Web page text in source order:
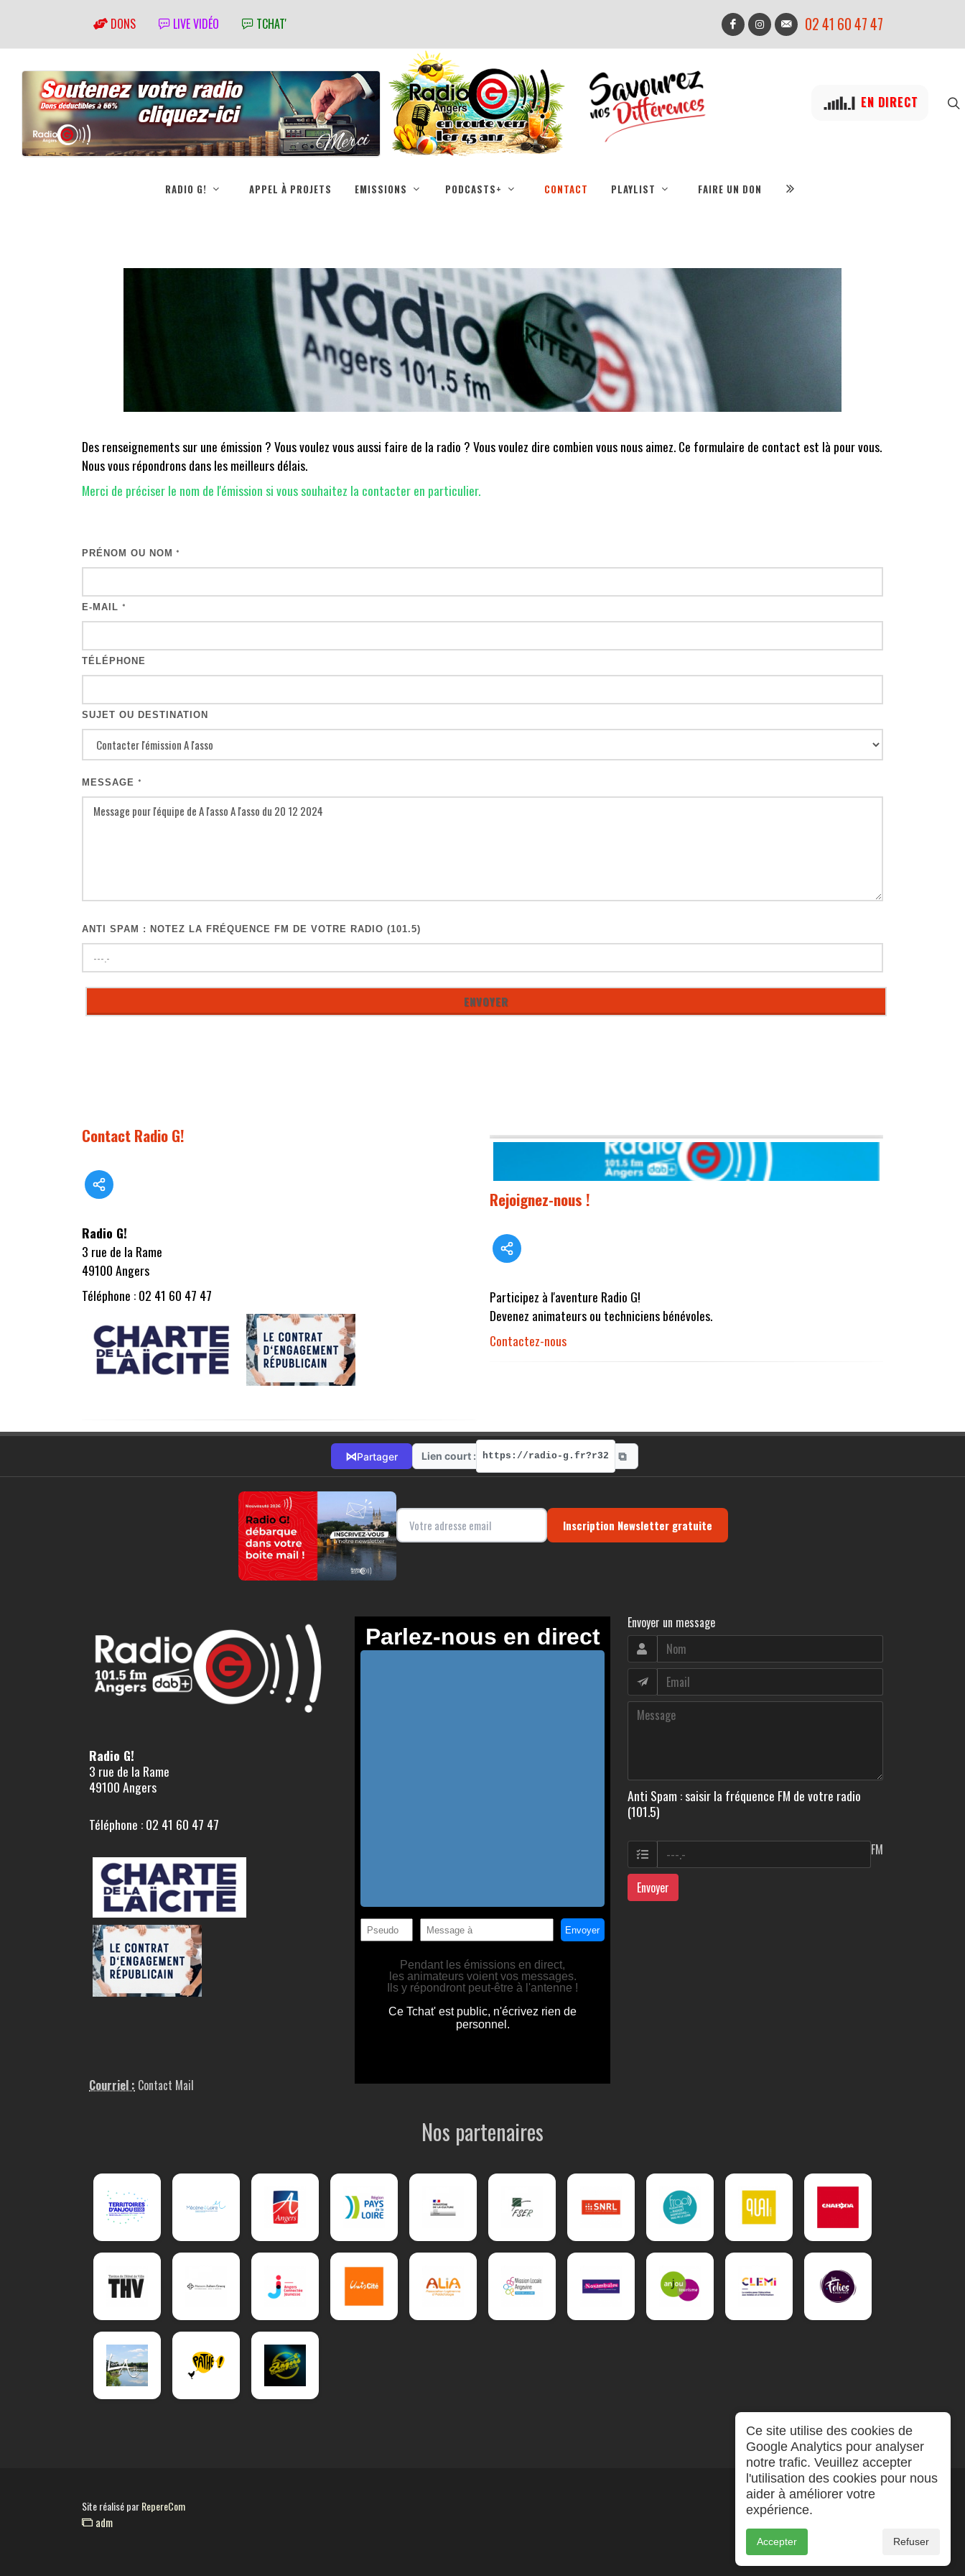
DONS LIVE VIDÉO TCHAT' 02 41 60 47 47
EN DIRECT
RADIO G! APPEL À PROJETS EMISSIONS PODCASTS+ CONTACT PLAYLIST FAIRE UN DON
Des renseignements sur une émission ? Vous voulez vous aussi faire de la radio ? Vous voulez dire combien vous nous aimez. Ce formulaire de contact est là pour vous.
Nous vous répondrons dans les meilleurs délais.
Merci de préciser le nom de l'émission si vous souhaitez la contacter en particulier.
PRÉNOM OU NOM *
E-MAIL *
TÉLÉPHONE
SUJET OU DESTINATION
MESSAGE *
ANTI SPAM : NOTEZ LA FRÉQUENCE FM DE VOTRE RADIO (101.5)
Contact Radio G!
Radio G!
3 rue de la Rame
49100 Angers
Téléphone : 02 41 60 47 47
Rejoignez-nous !
Participez à l'aventure Radio G!
Devenez animateurs ou techniciens bénévoles.
Contactez-nous
⋈Partager Lien court : https://radio-g.fr?r32 ⧉
Inscription Newsletter gratuite
Radio G!
3 rue de la Rame
49100 Angers
Téléphone : 02 41 60 47 47
Courriel : Contact Mail
Envoyer un message
Anti Spam : saisir la fréquence FM de votre radio
(101.5)
FM
Envoyer
Nos partenaires
Site réalisé parRepereCom
adm
Ce site utilise des cookies de
Google Analytics pour analyser
notre trafic. Veuillez accepter
l'utilisation des cookies pour nous
aider à améliorer votre
expérience.
Accepter Refuser